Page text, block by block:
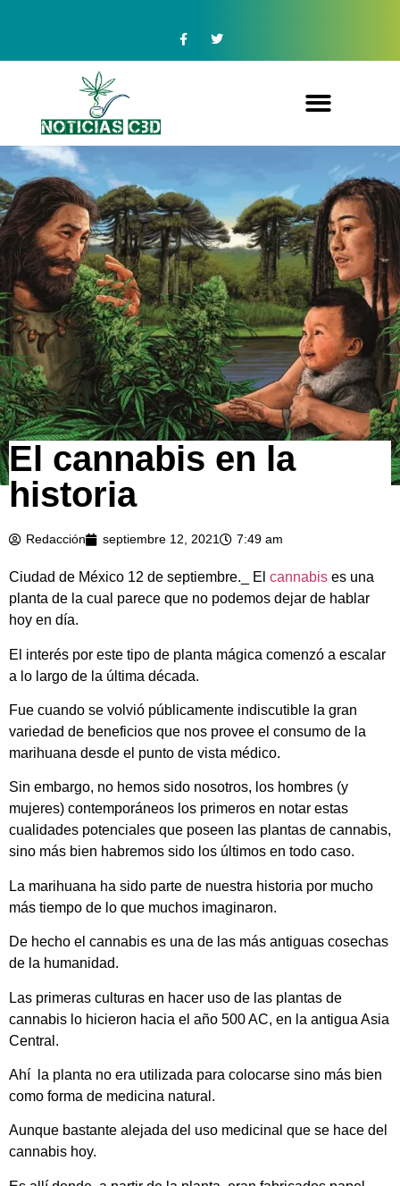
El cannabis en la
historia
Redacción septiembre 12, 2021 7:49 am
Ciudad de México 12 de septiembre._ El cannabis es una
planta de la cual parece que no podemos dejar de hablar
hoy en día.
El interés por este tipo de planta mágica comenzó a escalar
a lo largo de la última década.
Fue cuando se volvió públicamente indiscutible la gran
variedad de beneficios que nos provee el consumo de la
marihuana desde el punto de vista médico.
Sin embargo, no hemos sido nosotros, los hombres (y
mujeres) contemporáneos los primeros en notar estas
cualidades potenciales que poseen las plantas de cannabis,
sino más bien habremos sido los últimos en todo caso.
La marihuana ha sido parte de nuestra historia por mucho
más tiempo de lo que muchos imaginaron.
De hecho el cannabis es una de las más antiguas cosechas
de la humanidad.
Las primeras culturas en hacer uso de las plantas de
cannabis lo hicieron hacia el año 500 AC, en la antigua Asia
Central.
Ahí la planta no era utilizada para colocarse sino más bien
como forma de medicina natural.
Aunque bastante alejada del uso medicinal que se hace del
cannabis hoy.